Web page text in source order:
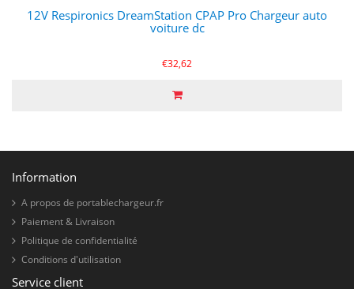
12V Respironics DreamStation CPAP Pro Chargeur auto
voiture dc
€32,62
Information
A propos de portablechargeur.fr
Paiement & Livraison
Politique de confidentialité
Conditions d'utilisation
Service client